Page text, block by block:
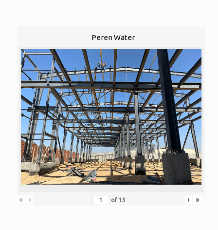
Peren Water
« ‹ of 13 › »